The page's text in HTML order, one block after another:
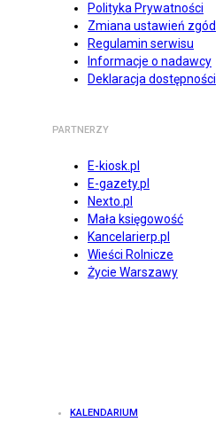
Polityka Prywatności
Zmiana ustawień zgód
Regulamin serwisu
Informacje o nadawcy
Deklaracja dostępności
PARTNERZY
E-kiosk.pl
E-gazety.pl
Nexto.pl
Mała księgowość
Kancelarierp.pl
Wieści Rolnicze
Życie Warszawy
KALENDARIUM